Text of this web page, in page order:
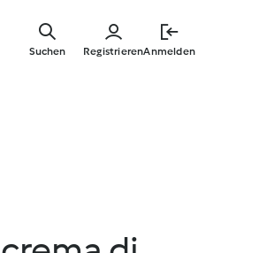
RegistrierenAnmelden
Suchen